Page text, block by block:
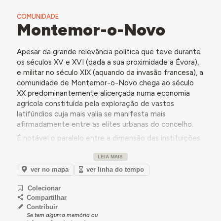
COMUNIDADE
Montemor-o-Novo
Apesar da grande relevância política que teve durante
os séculos XV e XVI (dada a sua proximidade a Évora),
e militar no século XIX (aquando da invasão francesa), a
comunidade de Montemor-o-Novo chega ao século
XX predominantemente alicerçada numa economia
agrícola constituída pela exploração de vastos
latifúndios cuja mais valia se manifesta mais
afirmadamente entre as elites urbanas do concelho.
É notável o paralelo entre a dimensão das instituições
intramuralhas ao longo da sua história e os vários
equipamentos de grande escala que pontuam a cidade
Teatro Curvo Semedo
Filarmónica Montemorense "Carlista"
Simultaneamente, também fora da urbe algumas
LEIA MAIS
ver no mapa ver linha do tempo
Colecionar
Compartilhar
Contribuir
Se tem alguma memória ou